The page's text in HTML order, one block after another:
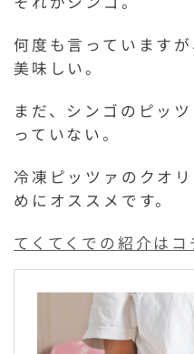
何度も言っています
美味しい。
まだ、シンゴのピッ
っていない。
冷凍ピッツァのクオ
めにオススメです。
てくてくでの紹介はコ